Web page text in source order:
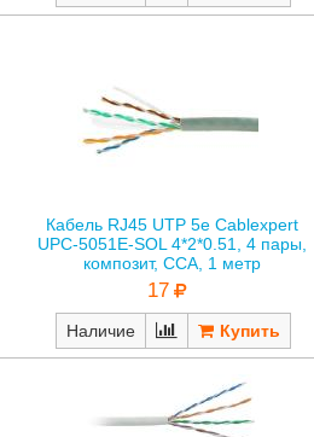
Кабель RJ45 UTP 5е Cablexpert
UPC-5051E-SOL 4*2*0.51, 4 пары,
композит, CCA, 1 метр
17
Наличие